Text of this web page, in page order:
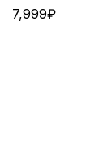
7,999₽